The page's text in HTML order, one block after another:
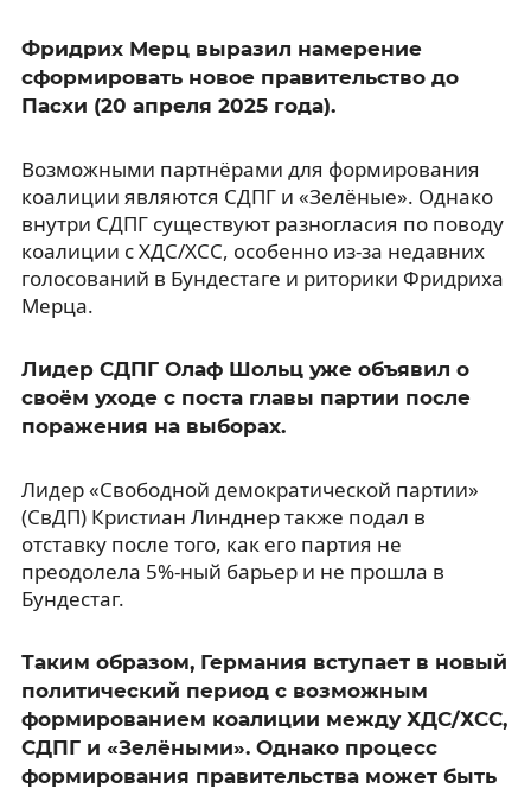
Фридрих Мерц выразил намерение
сформировать новое правительство до
Пасхи (20 апреля 2025 года).
Возможными партнёрами для формирования
коалиции являются СДПГ и «Зелёные». Однако
внутри СДПГ существуют разногласия по поводу
коалиции с ХДС/ХСС, особенно из-за недавних
голосований в Бундестаге и риторики Фридриха
Мерца.
Лидер СДПГ Олаф Шольц уже объявил о
своём уходе с поста главы партии после
поражения на выборах.
Лидер «Свободной демократической партии»
(СвДП) Кристиан Линднер также подал в
отставку после того, как его партия не
преодолела 5%-ный барьер и не прошла в
Бундестаг.
Таким образом, Германия вступает в новый
политический период с возможным
формированием коалиции между ХДС/ХСС,
СДПГ и «Зелёными». Однако процесс
формирования правительства может быть